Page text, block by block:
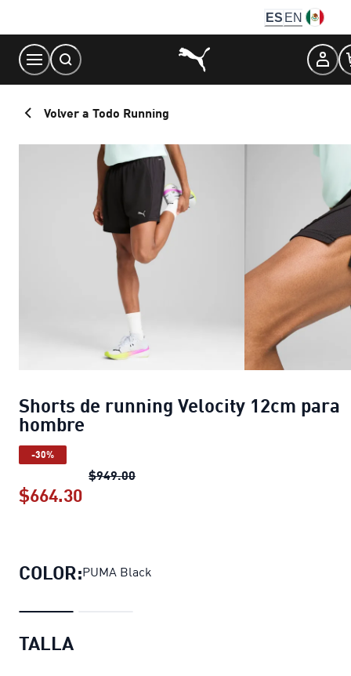
Content
ES EN
Volver a Todo Running
Shorts de running Velocity 12cm para
hombre
-30%
$949.00Shorts de running Velocity 12cm
$664.30
COLOR:PUMA Black
TALLA